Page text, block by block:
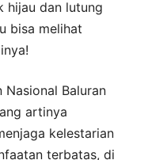
hijau dan lutung
bisa melihat
Nasional Baluran
artinya
kelestarian
terbatas, di